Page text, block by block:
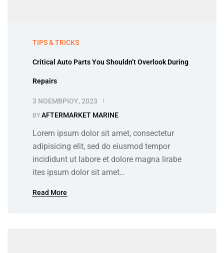
TIPS & TRICKS
Critical Auto Parts You Shouldn’t Overlook During
Repairs
3 ΝΟΕΜΒΡΊΟΥ, 2023
BY AFTERMARKET MARINE
Lorem ipsum dolor sit amet, consectetur
adipisicing elit, sed do eiusmod tempor
incididunt ut labore et dolore magna lirabe
ites ipsum dolor sit amet…
Read More